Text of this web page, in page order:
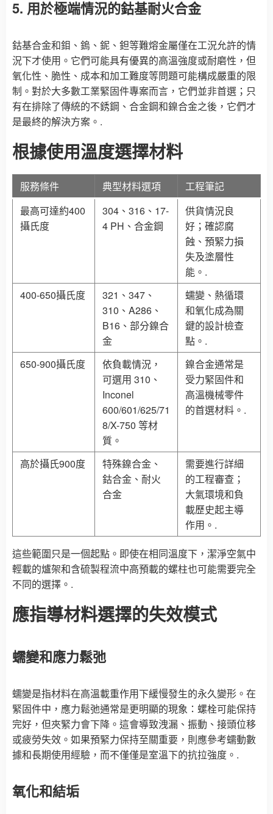
5. 用於極端情況的鈷基耐火合金
鈷基合金和鉬、鎢、鈮、鉭等難熔金屬僅在工況允許的情
況下才使用。它們可能具有優異的高溫強度或耐磨性，但
氧化性、脆性、成本和加工難度等問題可能構成嚴重的限
制。對於大多數工業緊固件專案而言，它們並非首選；只
有在排除了傳統的不銹鋼、合金鋼和鎳合金之後，它們才
是最終的解決方案。.
根據使用溫度選擇材料
服務條件 典型材料選項
工程筆記
最高可達約400
攝氏度
304、316、17-
4 PH、合金鋼
供貨情況良
好；確認腐
蝕、預緊力損
失及塗層性
能。.
400-650攝氏度
321、347、
310、A286、
B16、部分鎳合
金
蠕變、熱循環
和氧化成為關
鍵的設計檢查
點。.
650-900攝氏度
依負載情況，
可選用 310、
Inconel
600/601/625/71
8/X-750 等材
質。
鎳合金通常是
受力緊固件和
高溫機械零件
的首選材料。.
高於攝氏900度
特殊鎳合金、
鈷合金、耐火
合金
需要進行詳細
的工程審查；
大氣環境和負
載歷史起主導
作用。.
這些範圍只是一個起點。即使在相同溫度下，潔淨空氣中
輕載的爐架和含硫製程流中高預載的螺柱也可能需要完全
不同的選擇。.
應指導材料選擇的失效模式
蠕變和應力鬆弛
蠕變是指材料在高溫載重作用下緩慢發生的永久變形。在
緊固件中，應力鬆弛通常是更明顯的現象：螺栓可能保持
完好，但夾緊力會下降。這會導致洩漏、振動、接頭位移
或疲勞失效。如果預緊力保持至關重要，則應參考蠕動數
據和長期使用經驗，而不僅僅是室溫下的抗拉強度。.
氧化和結垢